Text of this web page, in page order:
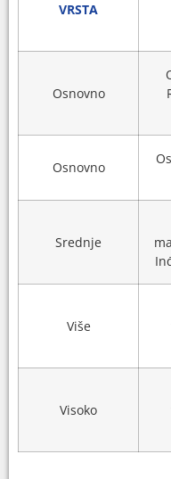
VRSTA
Osnovno
Osnovno
Srednje
Više
Visoko